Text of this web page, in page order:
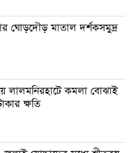
ঘোড়দৌড় মাতাল দর্শকসমুদ্র
লালমনিরহাটে কমলা বোঝাই
ক্ষতি